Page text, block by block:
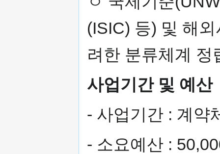
(ISIC) 등) 및 해
려한 분류체계 정
사업기간 및 예산
- 사업기간 : 계약
- 소요예산 :